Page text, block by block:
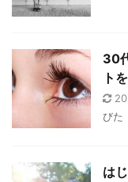
30
ト
びた
は